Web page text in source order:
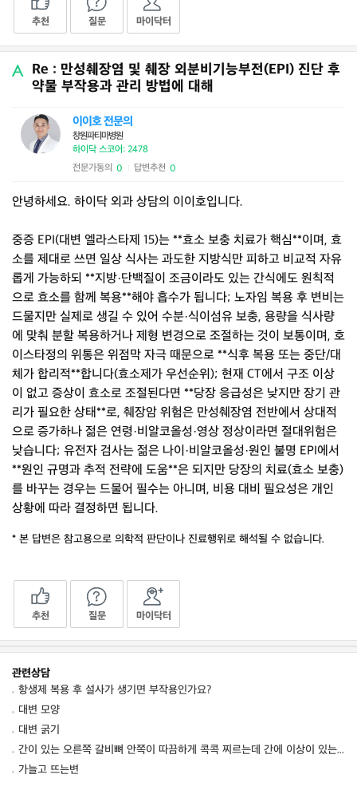
추천 질문 마이닥터
Re : 만성췌장염 및 췌장 외분비기능부전(EPI) 진단 후
약물 부작용과 관리 방법에 대해
이이호 전문의
창원파티마병원
하이닥 스코어: 2478
전문가동의 0 답변추천 0
안녕하세요. 하이닥 외과 상담의 이이호입니다.
중증 EPI(대변 엘라스타제 15)는 **효소 보충 치료가 핵심**이며, 효
소를 제대로 쓰면 일상 식사는 과도한 지방식만 피하고 비교적 자유
롭게 가능하되 **지방·단백질이 조금이라도 있는 간식에도 원칙적
으로 효소를 함께 복용**해야 흡수가 됩니다; 노자임 복용 후 변비는
드물지만 실제로 생길 수 있어 수분·식이섬유 보충, 용량을 식사량
에 맞춰 분할 복용하거나 제형 변경으로 조절하는 것이 보통이며, 호
이스타정의 위통은 위점막 자극 때문으로 **식후 복용 또는 중단/대
체가 합리적**합니다(효소제가 우선순위); 현재 CT에서 구조 이상
이 없고 증상이 효소로 조절된다면 **당장 응급성은 낮지만 장기 관
리가 필요한 상태**로, 췌장암 위험은 만성췌장염 전반에서 상대적
으로 증가하나 젊은 연령·비알코올성·영상 정상이라면 절대위험은
낮습니다; 유전자 검사는 젊은 나이·비알코올성·원인 불명 EPI에서
**원인 규명과 추적 전략에 도움**은 되지만 당장의 치료(효소 보충)
를 바꾸는 경우는 드물어 필수는 아니며, 비용 대비 필요성은 개인
상황에 따라 결정하면 됩니다.
* 본 답변은 참고용으로 의학적 판단이나 진료행위로 해석될 수 없습니다.
추천 질문 마이닥터
관련상담
항생제 복용 후 설사가 생기면 부작용인가요?
대변 모양
대변 굵기
간이 있는 오른쪽 갈비뼈 안쪽이 따끔하게 콕콕 찌르는데 간에 이상이 있는 건가요? 혹시 간
가늘고 뜨는변